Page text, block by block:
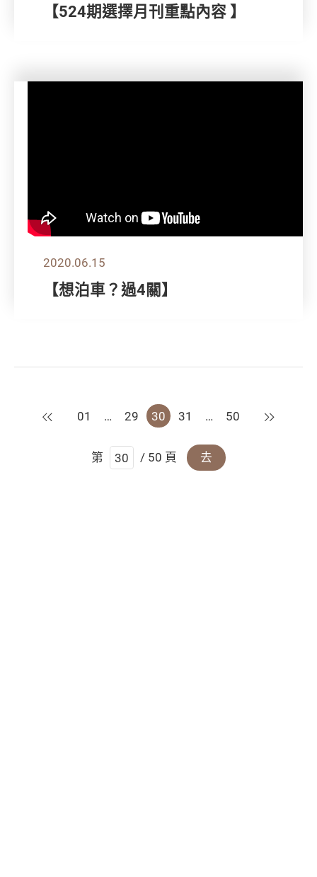
【524期選擇月刊重點內容 】
2020.06.15
【想泊車？過4關】
上一頁
01 … 29 30 31 … 50 下一頁
第 / 50 頁 去